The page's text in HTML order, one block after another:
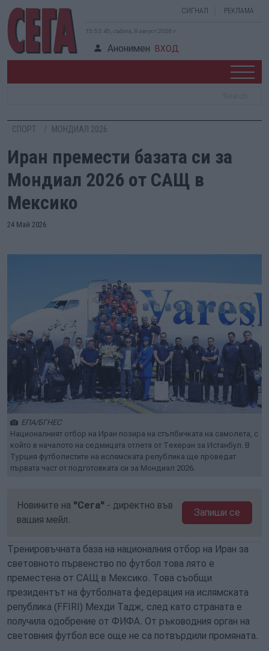
СИГНАЛ РЕКЛАМА
15:53:45, събота, 8 август 2026 г.
Анонимен ВХОД
СПОРТ МОНДИАЛ 2026
Иран премести базата си за
Мондиал 2026 от САЩ в
Мексико
24 Май 2026
ЕПА/БГНЕС
Националният отбор на Иран позира на стълбичката на самолета, с
който в началото на седмицата отлетя от Техеран за Истанбул. В
Турция футболистите на ислямската република ще проведат
първата част от подготовката си за Мондиал 2026.
Новините на "Сега" - директно във
вашия мейл.
Запиши се
Тренировъчната база на националния отбор на Иран за
световното първенство по футбол това лято е
преместена от САЩ в Мексико. Това съобщи
президентът на футболната федерация на ислямската
република (FFIRI) Мехди Тадж, след като страната е
получила одобрение от ФИФА. От ръководния орган на
световния футбол все още не са потвърдили промяната.